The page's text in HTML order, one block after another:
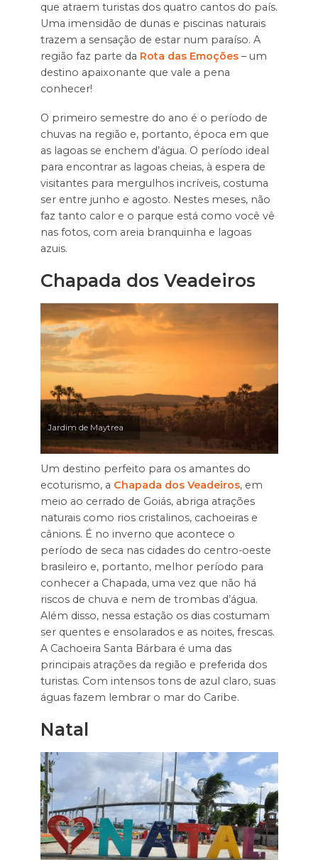
que atraem turistas dos quatro cantos do país.
Uma imensidão de dunas e piscinas naturais
trazem a sensação de estar num paraíso. A
região faz parte da Rota das Emoções – um
destino apaixonante que vale a pena
conhecer!
O primeiro semestre do ano é o período de
chuvas na região e, portanto, época em que
as lagoas se enchem d’água. O período ideal
para encontrar as lagoas cheias, à espera de
visitantes para mergulhos incríveis, costuma
ser entre junho e agosto. Nestes meses, não
faz tanto calor e o parque está como você vê
nas fotos, com areia branquinha e lagoas
azuis.
Chapada dos Veadeiros
Jardim de Maytrea
Um destino perfeito para os amantes do
ecoturismo, a Chapada dos Veadeiros, em
meio ao cerrado de Goiás, abriga atrações
naturais como rios cristalinos, cachoeiras e
cânions. É no inverno que acontece o
período de seca nas cidades do centro-oeste
brasileiro e, portanto, melhor período para
conhecer a Chapada, uma vez que não há
riscos de chuva e nem de trombas d’água.
Além disso, nessa estação os dias costumam
ser quentes e ensolarados e as noites, frescas.
A Cachoeira Santa Bárbara é uma das
principais atrações da região e preferida dos
turistas. Com intensos tons de azul claro, suas
águas fazem lembrar o mar do Caribe.
Natal